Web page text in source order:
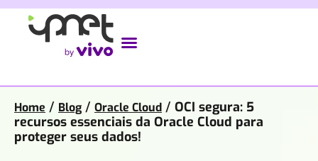
Home / Blog / Oracle Cloud / OCI segura: 5
recursos essenciais da Oracle Cloud para
proteger seus dados!